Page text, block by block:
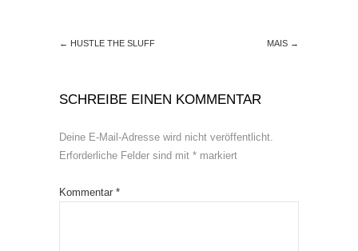
← HUSTLE THE SLUFF MAIS →
SCHREIBE EINEN KOMMENTAR
Deine E-Mail-Adresse wird nicht veröffentlicht.
Erforderliche Felder sind mit * markiert
Kommentar *